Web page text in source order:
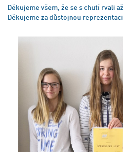
Děkujeme všem, že se s chutí rvali
Děkujeme za důstojnou